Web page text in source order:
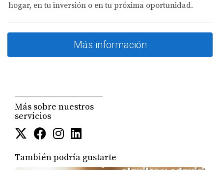
hogar, en tu inversión o en tu próxima oportunidad.
Más información
Más sobre nuestros
servicios
También podría gustarte